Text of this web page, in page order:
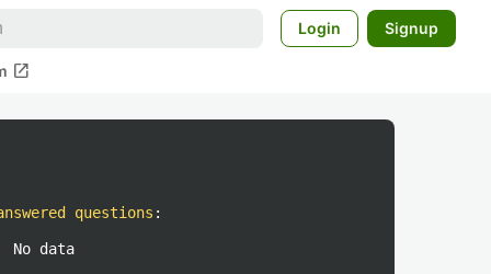
Login Signup
open_in_new
questions :
No data